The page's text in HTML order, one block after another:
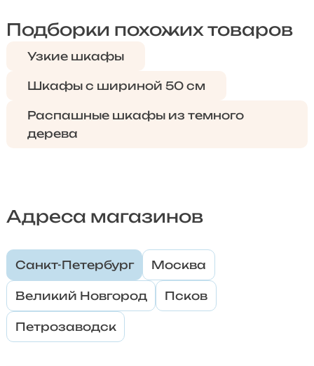
Подборки похожих товаров
Узкие шкафы
Шкафы с шириной 50 см
Распашные шкафы из темного
дерева
Адреса магазинов
Санкт-Петербург Москва
Великий Новгород Псков
Петрозаводск